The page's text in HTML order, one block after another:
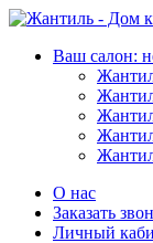
Ваш салон:
О нас
Заказать
Личный